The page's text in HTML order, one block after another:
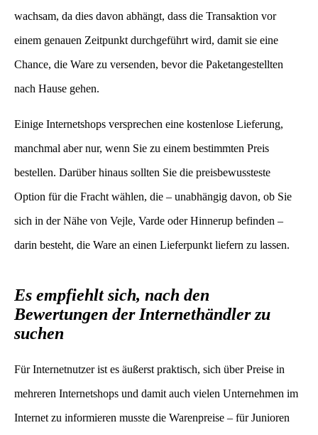
wachsam, da dies davon abhängt, dass die Transaktion vor
einem genauen Zeitpunkt durchgeführt wird, damit sie eine
Chance, die Ware zu versenden, bevor die Paketangestellten
nach Hause gehen.
Einige Internetshops versprechen eine kostenlose Lieferung,
manchmal aber nur, wenn Sie zu einem bestimmten Preis
bestellen. Darüber hinaus sollten Sie die preisbewussteste
Option für die Fracht wählen, die – unabhängig davon, ob Sie
sich in der Nähe von Vejle, Varde oder Hinnerup befinden –
darin besteht, die Ware an einen Lieferpunkt liefern zu lassen.
Es empfiehlt sich, nach den
Bewertungen der Internethändler zu
suchen
Für Internetnutzer ist es äußerst praktisch, sich über Preise in
mehreren Internetshops und damit auch vielen Unternehmen im
Internet zu informieren musste die Warenpreise – für Junioren